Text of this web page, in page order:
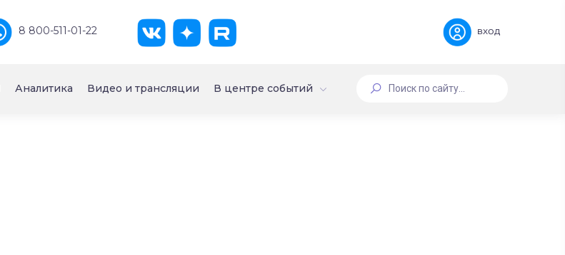
8 800-511-01-22 вход
Аналитика Видео и трансляции В центре событий